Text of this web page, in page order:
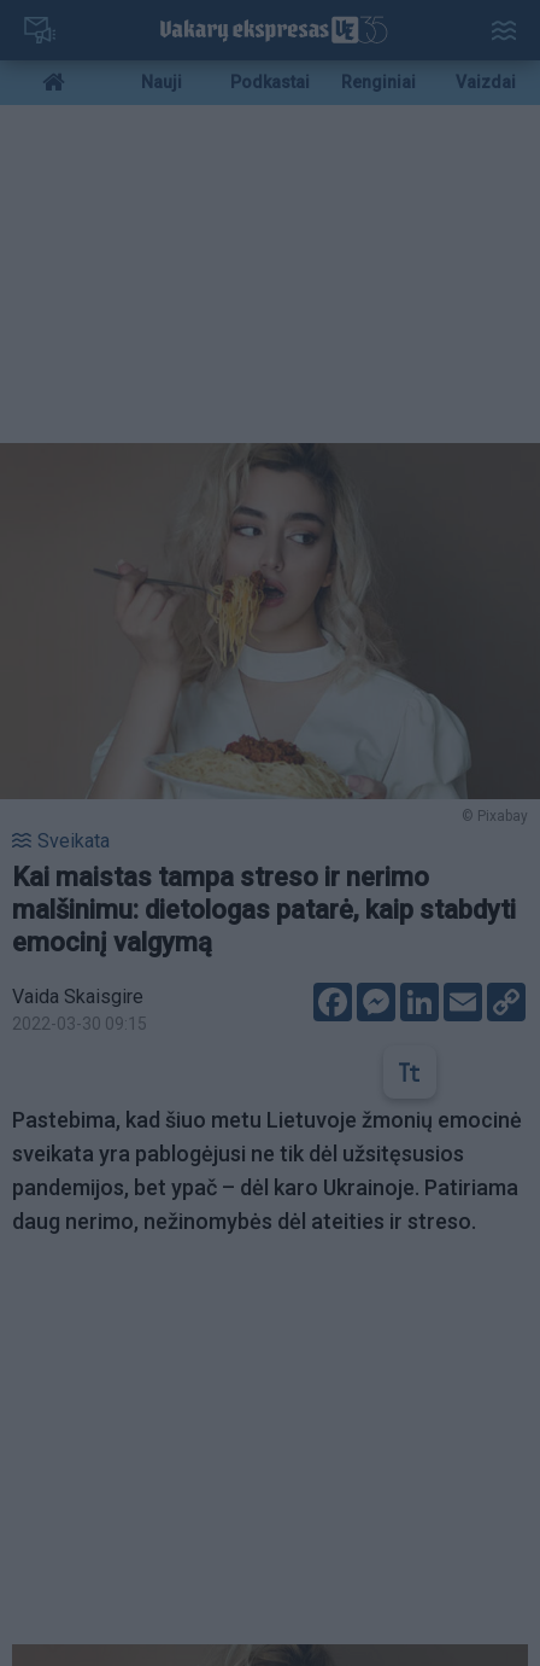
Pereiti
pagrindinį
turinį
Mobile
menu
Nauji Podkastai Renginiai Vaizdai
© Pixabay
Sveikata
Kai maistas tampa streso ir nerimo
malšinimu: dietologas patarė, kaip stabdyti
emocinį valgymą
Vaida Skaisgire
2022-03-30 09:15
FacebookMessenger
LinkedIn
Email
Pastebima, kad šiuo metu Lietuvoje žmonių emocinė
sveikata yra pablogėjusi ne tik dėl užsitęsusios
pandemijos, bet ypač – dėl karo Ukrainoje. Patiriama
daug nerimo, nežinomybės dėl ateities ir streso.